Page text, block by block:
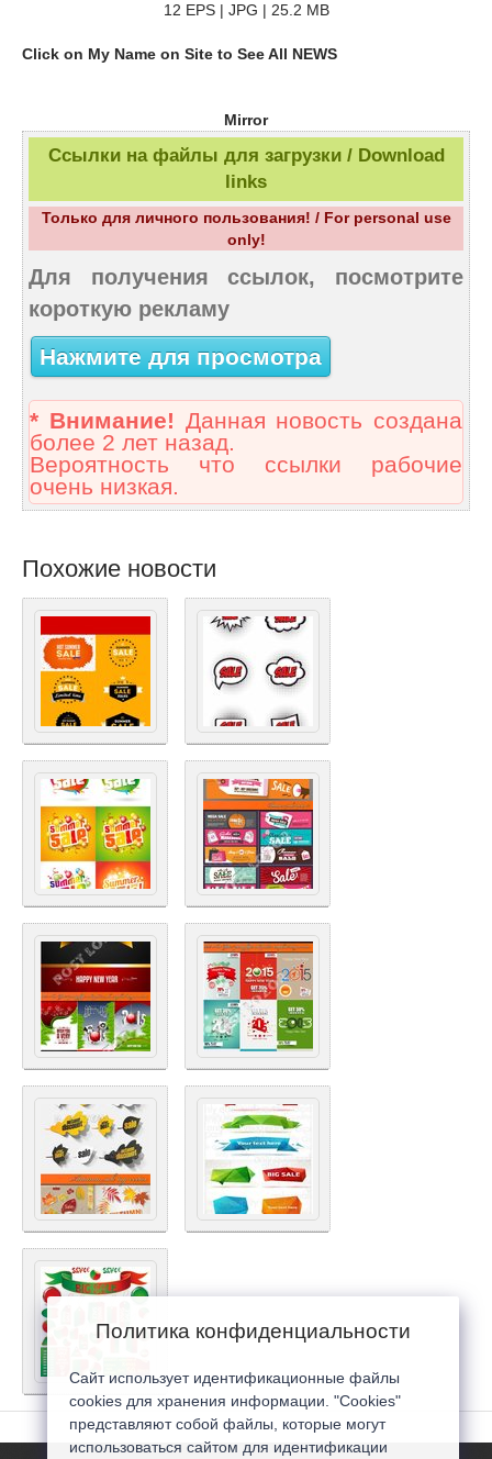
12 EPS | JPG | 25.2 MB
Click on My Name on Site to See All NEWS
Mirror
Ссылки на файлы для загрузки / Download
links
Только для личного пользования! / For personal use
only!
Для получения ссылок, посмотрите
короткую рекламу
Нажмите для просмотра
* Внимание! Данная новость создана
более 2 лет назад.
Вероятность что ссылки рабочие
очень низкая.
Похожие новости
Политика конфиденциальности
Сайт использует идентификационные файлы
cookies для хранения информации. "Cookies"
представляют собой файлы, которые могут
использоваться сайтом для идентификации